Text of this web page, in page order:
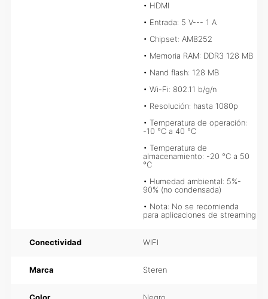
• HDMI
• Entrada: 5 V--- 1 A
• Chipset: AM8252
• Memoria RAM: DDR3 128 MB
• Nand flash: 128 MB
• Wi-Fi: 802.11 b/g/n
• Resolución: hasta 1080p
• Temperatura de operación: -10
°C a 40 °C
• Temperatura de
almacenamiento: -20 °C a 50 °C
(no condensada)
aplicaciones de streaming